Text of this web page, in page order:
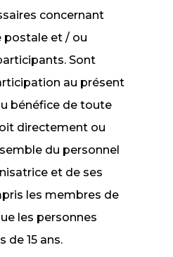
concernant
postale et / ou
Sont
au présent
bénéfice de toute
directement ou
du personnel
et de ses
les membres de
les personnes
de 15 ans.